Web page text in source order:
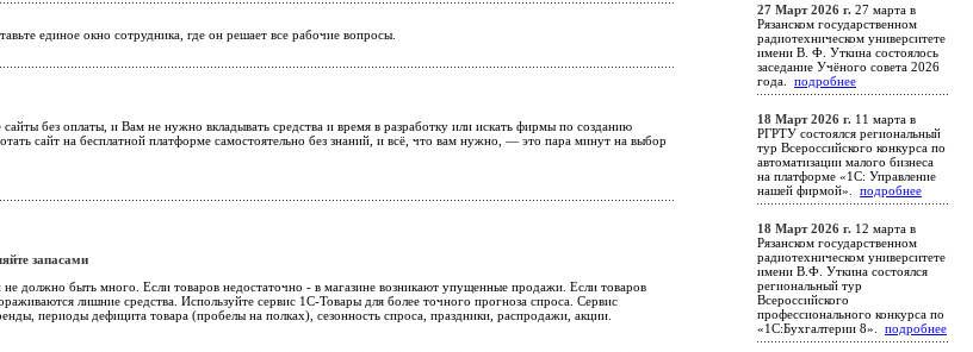
единое окно сотрудника, где он решает все рабочие вопросы.
сайты без оплаты, и Вам не нужно вкладывать средства и время в разработку или искать фирмы по созданию
сайт на бесплатной платформе самостоятельно без знаний, и всё, что вам нужно, — это пара минут на выбор
запасами
должно быть много. Если товаров недостаточно - в магазине возникают упущенные продажи. Если товаров
лишние средства. Используйте сервис 1С-Товары для более точного прогноза спроса. Сервис
периоды дефицита товара (пробелы на полках), сезонность спроса, праздники, распродажи, акции.
27 Март 2026 г. 27 марта в
Рязанском государственном
радиотехническом университете
имени В. Ф. Уткина состоялось
заседание Учёного совета 2026
года. подробнее
18 Март 2026 г. 11 марта в
РГРТУ состоялся региональный
тур Всероссийского конкурса по
автоматизации малого бизнеса
на платформе «1С: Управление
нашей фирмой». подробнее
18 Март 2026 г. 12 марта в
Рязанском государственном
радиотехническом университете
имени В.Ф. Уткина состоялся
региональный тур
Всероссийского
профессионального конкурса по
«1С:Бухгалтерии 8». подробнее